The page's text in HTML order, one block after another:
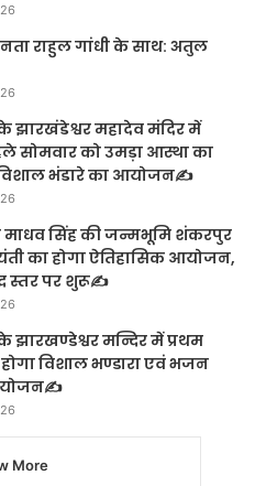
राहुल गांधी के साथ: अतुल
महादेव मंदिर में
सोमवार को उमड़ा आस्था का
भंडारे का आयोजन✍️
माधव सिंह की जन्मभूमि शंकरपुर
का होगा ऐतिहासिक आयोजन,
स्तर पर शुरू✍️
मन्दिर में प्रथम
विशाल भण्डारा एवं भजन
More